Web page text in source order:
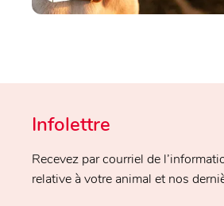
Infolettre
Recevez par courriel de
relative à votre animal et nos